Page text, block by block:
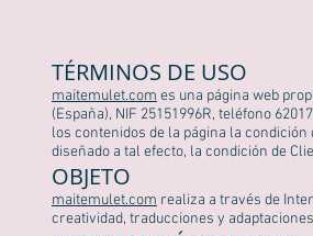
​TÉRMINOS DE USO
maitemulet.com es una página web
(España), NIF 25151996R, teléfono
los contenidos de la página la
diseñado a tal efecto, la condición de
OBJETO
maitemulet.com realiza a través de
creatividad, traducciones y